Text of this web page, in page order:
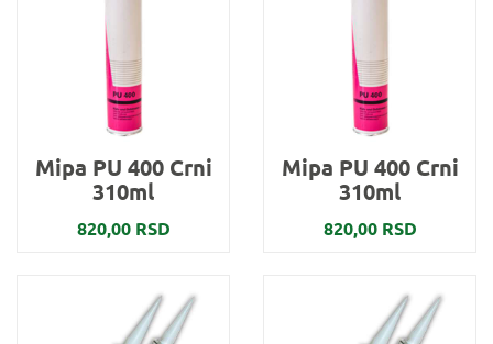
Mipa PU 400 Crni
310ml
820,00 RSD
Mipa PU 400 Crni
310ml
820,00 RSD